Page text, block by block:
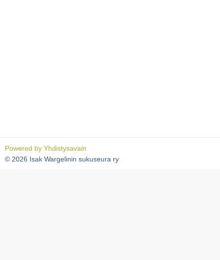
Powered by Yhdistysavain
© 2026 Isak Wargelinin sukuseura ry